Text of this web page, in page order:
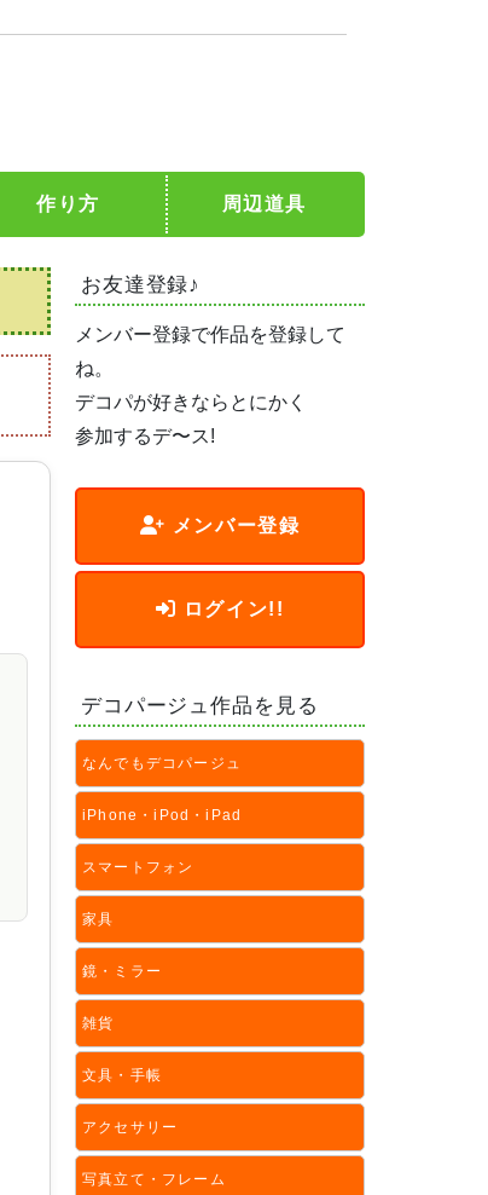
作り方 周辺道具
お友達登録♪
メンバー登録で作品を登録して
ね。
デコパが好きならとにかく
参加するデ〜ス!
メンバー登録
ログイン!!
デコパージュ作品を見る
なんでもデコパージュ
iPhone・iPod・iPad
スマートフォン
家具
鏡・ミラー
雑貨
文具・手帳
アクセサリー
写真立て・フレーム